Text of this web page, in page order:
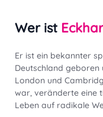
Wer ist
Er ist ein bekannter
Deutschland
London und
war, veränderte eine
Leben auf radikale